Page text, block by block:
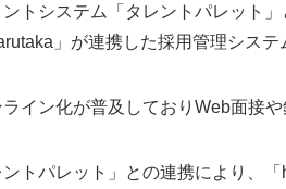
トシステム「タレントパレット」
」が連携した採用管理システ
イン化が普及しておりWeb面接
トパレット」との連携により、